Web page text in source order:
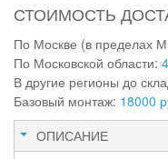
СТОИМОСТЬ
По Москве (в пределах
По Московской области:
В другие регионы до
Базовый монтаж: 18000
ОПИСАНИЕ